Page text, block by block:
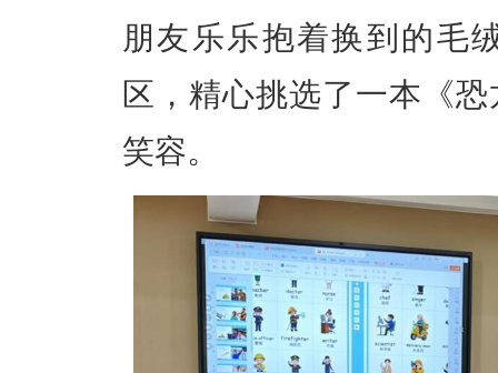
朋友乐乐抱着换到的毛
区，精心挑选了一本《
笑容。